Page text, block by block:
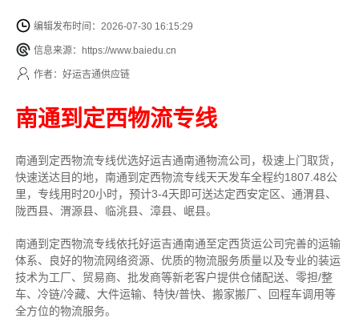
编辑发布时间：2026-07-30 16:15:29
信息来源：https://www.baiedu.cn
作者：好运吉通供应链
南通到定西物流专线
南通到定西物流专线优选好运吉通南通物流公司，极速上门取货，
快速送达目的地，南通到定西物流专线天天发车全程约1807.48公
里，专线用时20小时，预计3-4天即可送达定西安定区、通渭县、
陇西县、渭源县、临洮县、漳县、岷县。
南通到定西物流专线依托好运吉通南通至定西货运公司完善的运输
体系、良好的物流网络资源、优质的物流服务质量以及专业的装运
技术为工厂、贸易商、批发商等新老客户提供仓储配送、零担/整
车、冷链/冷藏、大件运输、特快/普快、搬家搬厂、回程车调用等
全方位的物流服务。